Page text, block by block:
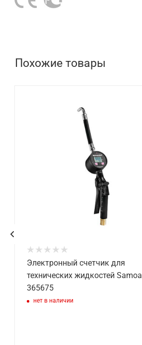
Похожие товары
Электронный счетчик для
технических жидкостей Samoa
365675
нет в наличии